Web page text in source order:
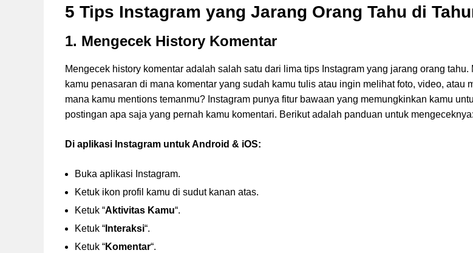
5 Tips Instagram yang Jarang Orang Tahu di
1. Mengecek History Komentar
Mengecek history komentar adalah salah satu dari lima tips Instagram yang jarang orang tahu.
kamu penasaran di mana komentar yang sudah kamu tulis atau ingin melihat foto, video, atau
mana kamu mentions temanmu? Instagram punya fitur bawaan yang memungkinkan kamu
postingan apa saja yang pernah kamu komentari. Berikut adalah panduan untuk mengeceknya:
Di aplikasi Instagram untuk Android & iOS:
Buka aplikasi Instagram.
Ketuk ikon profil kamu di sudut kanan atas.
Ketuk “Aktivitas Kamu“.
Ketuk “ Interaksi“.
Ketuk “Komentar“.